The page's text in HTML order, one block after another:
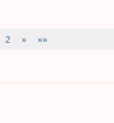
2 » »»